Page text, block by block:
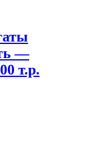
—
т.р.